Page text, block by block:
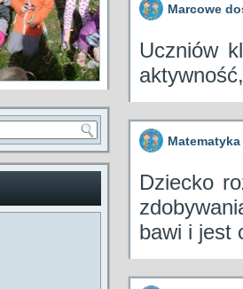
Marcowe
Uczniów
Dziecko
bawi i jest